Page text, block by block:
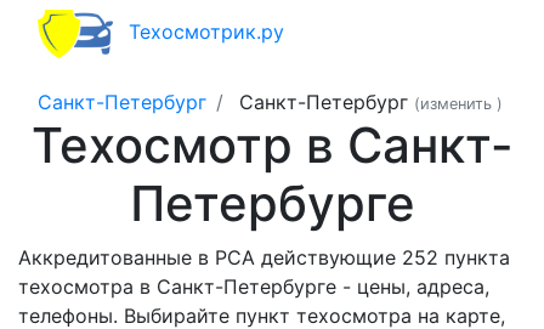
Техосмотрик.ру
Санкт-Петербург Санкт-Петербург (изменить )
Техосмотр в Санкт-
Петербурге
Аккредитованные в РСА действующие 252 пункта
техосмотра в Санкт-Петербурге - цены, адреса,
телефоны. Выбирайте пункт техосмотра на карте,